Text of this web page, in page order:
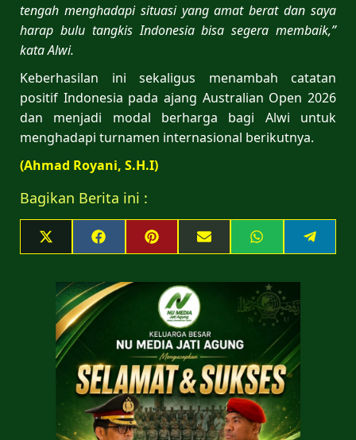
tengah menghadapi situasi yang amat berat dan saya
harap bulu tangkis Indonesia bisa segera membaik,”
kata Alwi.
Keberhasilan ini sekaligus menambah catatan
positif Indonesia pada ajang Australian Open 2026
dan menjadi modal berharga bagi Alwi untuk
menghadapi turnamen internasional berikutnya.
(Ahmad Royani, S.H.I)
Bagikan Berita ini :